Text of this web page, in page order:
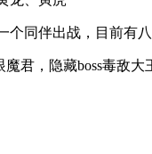
个同伴出战，目前有
君，隐藏boss毒敌大